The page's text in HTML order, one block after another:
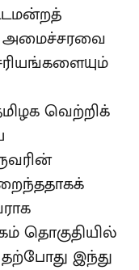
அமைச்சரவை
வெற்றிக்
தொகுதியில்
இந்து